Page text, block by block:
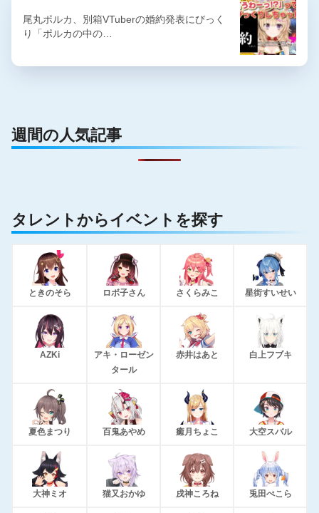
尾丸ポルカ、別箱VTuberの婚約発表にびっく
り「ポルカの中の…
週間の人気記事
タレントからイベントを探す
ときのそら ロボ子さん さくらみこ 星街すいせい
AZKi
アキ・ローゼン
タール
赤井はあと 白上フブキ
夏色まつり 百鬼あやめ 癒月ちょこ 大空スバル
大神ミオ 猫又おかゆ 戌神ころね 兎田ぺこら